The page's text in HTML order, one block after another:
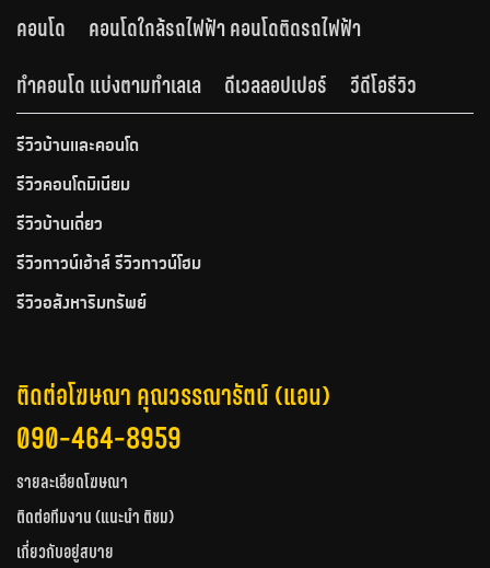
คอนโด
คอนโดใกล้รถไฟฟ้า คอนโดติดรถไฟฟ้า
ทำคอนโด แบ่งตามทำเลเล
ดีเวลลอปเปอร์ วีดีโอรีวิว
รีวิวบ้านและคอนโด
รีวิวคอนโดมิเนียม
รีวิวบ้านเดี่ยว
รีวิวทาวน์เฮ้าส์ รีวิวทาวน์โฮม
รีวิวอสังหาริมทรัพย์
ติดต่อโฆษณา คุณวรรณารัตน์ (แอน)
090-464-8959
รายละเอียดโฆษณา
ติดต่อทีมงาน (แนะนำ ติชม)
เกี่ยวกับอยู่สบาย